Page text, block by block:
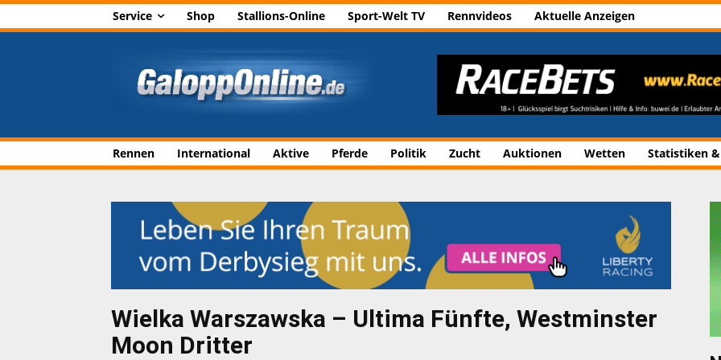
Service Shop Stallions-Online Sport-Welt TV Rennvideos Aktuelle Anzeigen
Rennen International Aktive Pferde Politik Zucht Auktionen Wetten Statistiken
Wielka Warszawska – Ultima Fünfte, Westminster
Moon Dritter